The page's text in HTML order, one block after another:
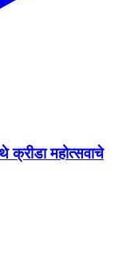
क्रीडा महोत्सवाचे